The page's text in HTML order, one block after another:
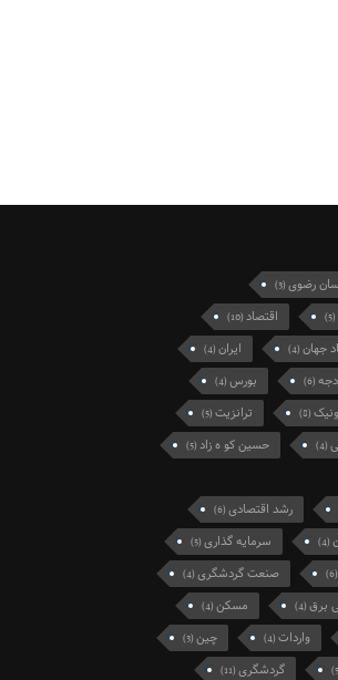
رضوی(3)
(5) اقتصاد(10)
جهان(4) ایران(4)
(6) بورس(4)
(8) ترانزیت(5)
(4) حسین کو ه زاد(5)
رشد اقتصادی(6)
(4) سرمایه گذاری(5)
صنعت گردشگری(4)
برق(4) مسکن(4)
واردات(4) چین(3)
گردشگری(11)